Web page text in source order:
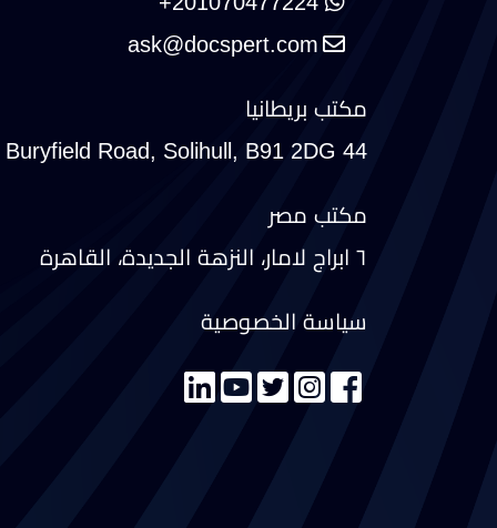
مكتب بريطانيا
44 Buryfield Road, Solihull, B91 2DG
مكتب مصر
٦ ابراج لامار، النزهة الجديدة، القاهرة
سياسة الخصوصية